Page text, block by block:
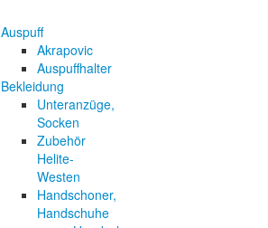
Auspuff
Akrapovic
Auspuffhalter
Bekleidung
Unteranzüge,
Socken
Zubehör
Helite-
Westen
Handschoner,
Handschuhe